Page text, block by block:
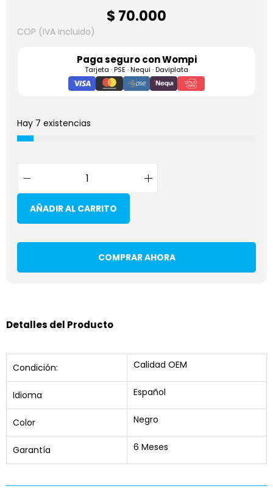
$ 70.000
COP (IVA incluido)
Paga seguro conWompi
Tarjeta · PSE · Nequi · Daviplata
Hay 7 existencias
AÑADIR AL CARRITO
COMPRAR AHORA
Detalles del Producto
Condición: Calidad OEM
Idioma Español
Color Negro
Garantía 6 Meses